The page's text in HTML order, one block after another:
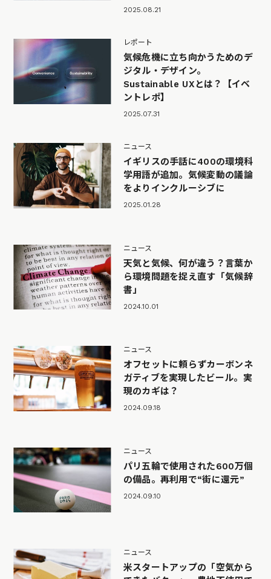
2025.08.21
レポート
気候危機に立ち向かうためのデ
ジタル・デザイン。
Sustainable UXとは？【イベ
ントレポ】
2025.07.31
ニュース
イギリスの手話に400の環境科
学用語が追加。気候変動の議論
をよりインクルーシブに
2025.01.28
ニュース
天気と気候、何が違う？言葉か
ら環境問題を捉え直す「気候辞
書」
2024.10.01
ニュース
オフセットに頼らずカーボンネ
ガティブを実現したビール。実
現のカギは？
2024.09.18
ニュース
パリ五輪で使用された600万個
の備品。再利用で“街に還元”
2024.09.10
ニュース
米スタートアップの「空気から